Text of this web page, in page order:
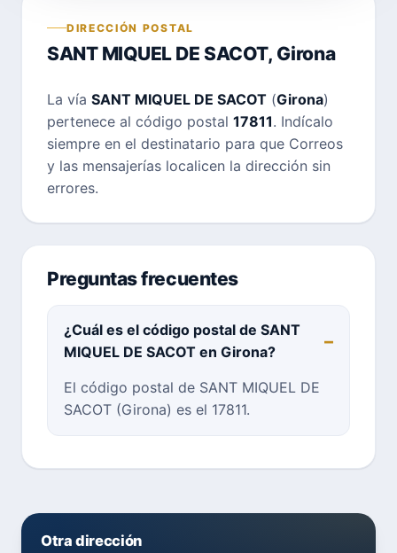
DIRECCIÓN POSTAL
SANT MIQUEL DE SACOT, Girona
La vía SANT MIQUEL DE SACOT (Girona)
pertenece al código postal 17811. Indícalo
siempre en el destinatario para que Correos
y las mensajerías localicen la dirección sin
errores.
Preguntas frecuentes
¿Cuál es el código postal de SANT
MIQUEL DE SACOT en Girona?
El código postal de SANT MIQUEL DE
SACOT (Girona) es el 17811.
Otra dirección